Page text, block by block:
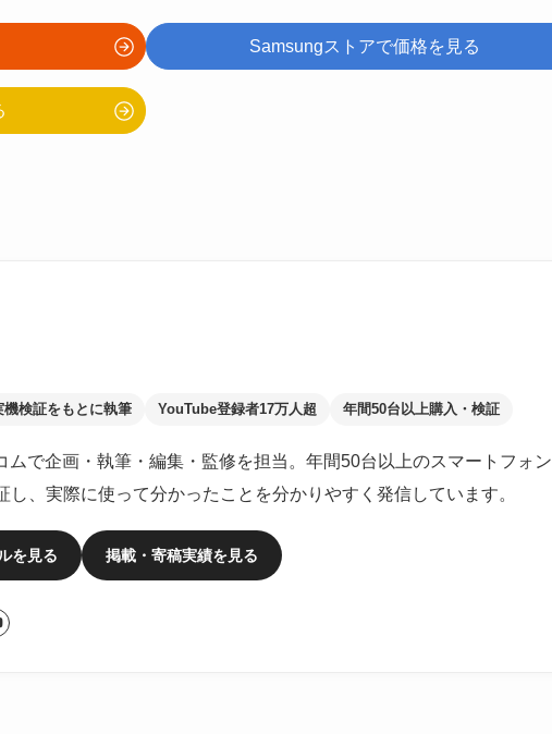
Samsungストアで価格を見る
機検証をもとに執筆 YouTube登録者17万人超 年間50台以上購入・検証
ムで企画・執筆・編集・監修を担当。年間50台以上のスマートフォン
し、実際に使って分かったことを分かりやすく発信しています。
を見る 掲載・寄稿実績を見る